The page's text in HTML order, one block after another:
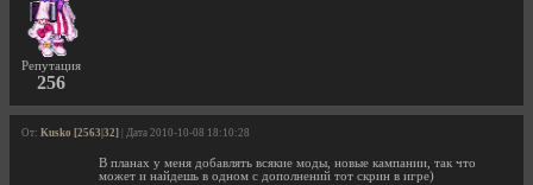
Репутация
256
От: Kusko [2563|32] | Дата 2010-10-08 18:10:28
В планах у меня добавлять всякие моды, новые кампании, так что
может и найдешь в одном с дополнений тот скрин в игре)